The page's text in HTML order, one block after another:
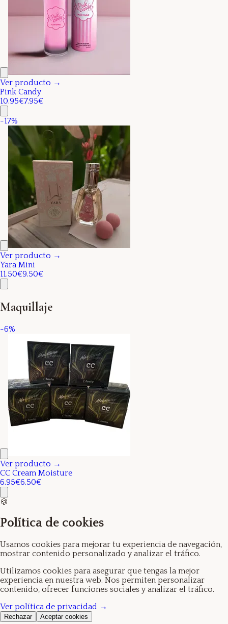
Ver producto →
Pink Candy
10.95€7.95€
-17%
Ver producto →
Yara Mini
11.50€9.50€
Maquillaje
-6%
Ver producto →
CC Cream Moisture
6.95€6.50€
🍪
Política de cookies
Usamos cookies para mejorar tu experiencia de navegación,
mostrar contenido personalizado y analizar el tráfico.
Utilizamos cookies para asegurar que tengas la mejor
experiencia en nuestra web. Nos permiten personalizar
contenido, ofrecer funciones sociales y analizar el tráfico.
Ver política de privacidad →
Rechazar Aceptar cookies